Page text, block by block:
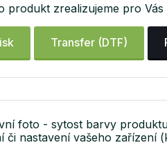
produkt zrealizujeme pro Vás
Transfer (DTF)
foto - sytost barvy
či nastavení vašeho zařízení